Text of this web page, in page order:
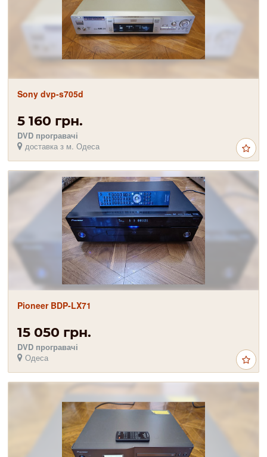
Sony dvp-s705d
5 160 грн.
DVD програвачі
доставка з м. Одеса
Pioneer BDP-LX71
15 050 грн.
DVD програвачі
Одеса